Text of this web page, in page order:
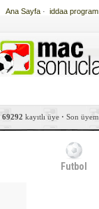
Ana Sayfa · iddaa programı
69292 kayıtlı üye · Son
Futbol